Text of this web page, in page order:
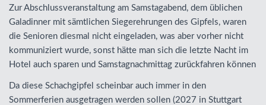
Zur Abschlussveranstaltung am Samstagabend, dem üblichen
Galadinner mit sämtlichen Siegerehrungen des Gipfels, waren
die Senioren diesmal nicht eingeladen, was aber vorher nicht
kommuniziert wurde, sonst hätte man sich die letzte Nacht im
Hotel auch sparen und Samstagnachmittag zurückfahren können
Da diese Schachgipfel scheinbar auch immer in den
Sommerferien ausgetragen werden sollen (2027 in Stuttgart